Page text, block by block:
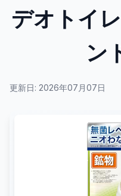
デオトイ
ン
更新日: 2026年07月07日